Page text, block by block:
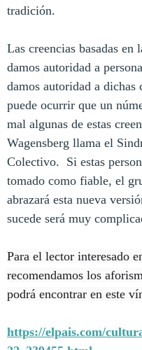
tradición.
Las creencias basadas en
damos autoridad a
damos autoridad a dichas
puede ocurrir que un
mal algunas de estas
Wagensberg llama el
Colectivo. Si estas
tomado como fiable, el
abrazará esta nueva
sucede será muy
Para el lector interesado
recomendamos los
podrá encontrar en este
https://elpais.com/